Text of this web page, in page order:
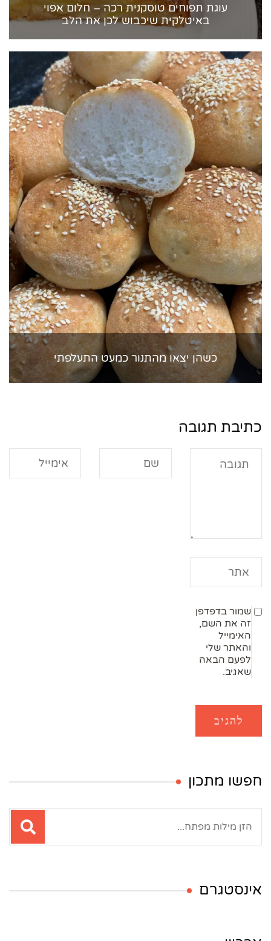
עוגת תפוחים טוסקנית רכה – חלום אפוי
באיטלקית שיכבוש לכן את הלב
כשהן יצאו מהתנור כמעט התעלפתי
כתיבת תגובה
שמור בדפדפן
זה את השם,
האימייל
והאתר שלי
לפעם הבאה
שאגיב.
חפשו מתכון
אינסטגרם